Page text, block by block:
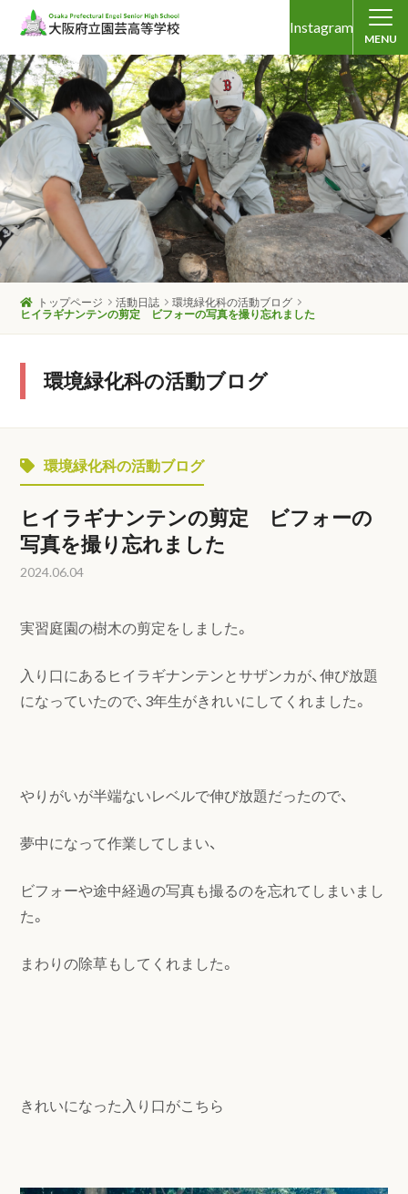
Instagram
MENU
トップページ 活動日誌
環境緑化科の活動ブログ
ヒイラギナンテンの剪定 ビフォーの写真を撮り忘れました
環境緑化科の活動ブログ
環境緑化科の活動ブログ
ヒイラギナンテンの剪定 ビフォーの
写真を撮り忘れました
2024.06.04
実習庭園の樹木の剪定をしました。
入り口にあるヒイラギナンテンとサザンカが、伸び放題
になっていたので、3年生がきれいにしてくれました。
やりがいが半端ないレベルで伸び放題だったので、
夢中になって作業してしまい、
ビフォーや途中経過の写真も撮るのを忘れてしまいまし
た。
まわりの除草もしてくれました。
きれいになった入り口がこちら